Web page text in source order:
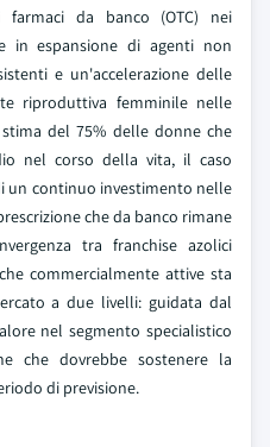
farmaci da banco (OTC) nei
in espansione di agenti non
e un'accelerazione delle
riproduttiva femminile nelle
del 75% delle donne che
nel corso della vita, il caso
un continuo investimento nelle
che da banco rimane
tra franchise azolici
commercialmente attive sta
a due livelli: guidata dal
nel segmento specialistico
che dovrebbe sostenere la
di previsione.